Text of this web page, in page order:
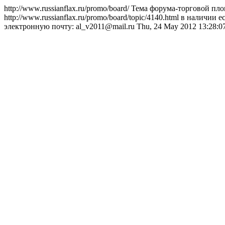
http://www.russianflax.ru/promo/board/Тема форума-торговой
http://www.russianflax.ru/promo/board/topic/4140.html в наличии
электронную почту: al_v2011@mail.ru Thu, 24 May 2012